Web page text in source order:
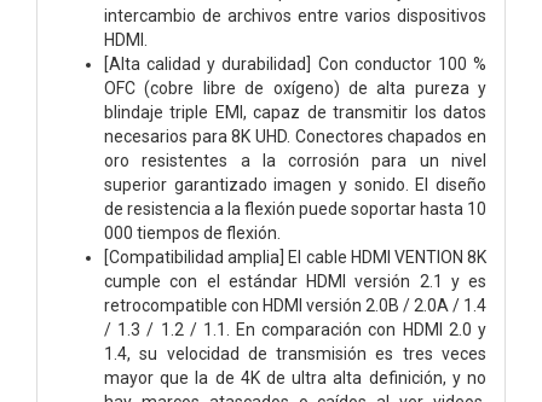
intercambio de archivos entre varios dispositivos
HDMI.
[Alta calidad y durabilidad] Con conductor 100 %
OFC (cobre libre de oxígeno) de alta pureza y
blindaje triple EMI, capaz de transmitir los datos
necesarios para 8K UHD. Conectores chapados en
oro resistentes a la corrosión para un nivel
superior garantizado imagen y sonido. El diseño
de resistencia a la flexión puede soportar hasta 10
000 tiempos de flexión.
[Compatibilidad amplia] El cable HDMI VENTION 8K
cumple con el estándar HDMI versión 2.1 y es
retrocompatible con HDMI versión 2.0B / 2.0A / 1.4
/ 1.3 / 1.2 / 1.1. En comparación con HDMI 2.0 y
1.4, su velocidad de transmisión es tres veces
mayor que la de 4K de ultra alta definición, y no